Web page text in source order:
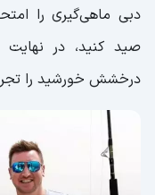
دبی ماهی‌گیری را
صید کنید، در
درخشش خورشید را